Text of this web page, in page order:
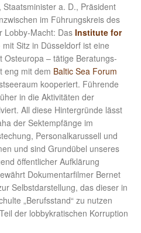
a. D., Präsident
im Führungskreis des
Lobby-Macht: Das Institute for
mit Sitz in Düsseldorf ist eine
Osteuropa – tätige Beratungs-
eng mit dem Baltic Sea Forum
kooperiert. Führende
in die Aktivitäten der
All diese Hintergründe lässt
der Sektempfänge im
Personalkarussell und
und sind Grundübel unseres
öffentlicher Aufklärung
Dokumentarfilmer Bernet
Selbstdarstellung, das dieser in
„Berufsstand“ zu nutzen
der lobbykratischen Korruption